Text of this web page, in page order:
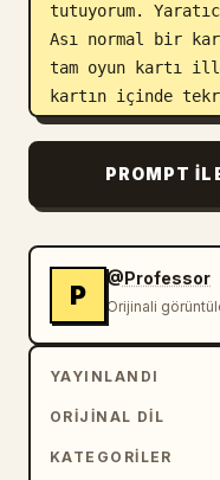
tutuyorum.
Ası normal bir
tam oyun kartı
kartın içinde
görünüyorum ve o
şekilde
görsel olarak
kraliyet
bir özyinelemeli
ediyor: Kupa
şekilde inceliyor
"kart içinde kart"
yaratıyor.
gibi hissettirmeli.
PROMPT
P
@Professor
Orijinali
YAYINLANDI
ORIJINAL DIL
KATEGORILER